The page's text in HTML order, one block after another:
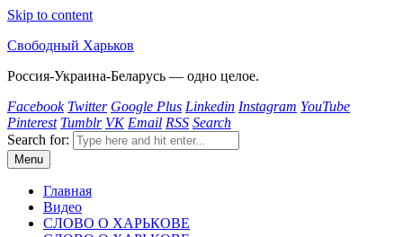
Skip to content
Свободный Харьков
Россия-Украина-Беларусь — одно целое.
Facebook Twitter Google Plus Linkedin Instagram YouTube
Pinterest Tumblr VK Email RSS Search
Search for:
Menu
Главная
Видео
СЛОВО О ХАРЬКОВЕ